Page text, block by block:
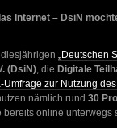
Internet – DsiN
diesjährigen „Deutschen
(DsiN), die Digitale
Umfrage zur Nutzung
nämlich rund 30
online